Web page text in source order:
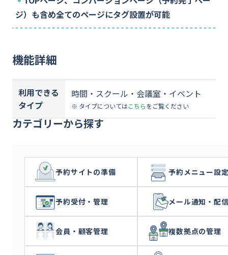
ご利用の流れ お役立ち情報
お問い合わせ
ジ）も含め全てのページにタグ設置が可能
機能詳細
利用できる
タイプ
時間・スクール・会議室・イベント
※ タイプについてはこちらをご覧ください
カテゴリーから探す
予約サイトの準備 予約メニュー設
予約受付・管理 メール通知・配
会員・顧客管理 複数拠点の管理